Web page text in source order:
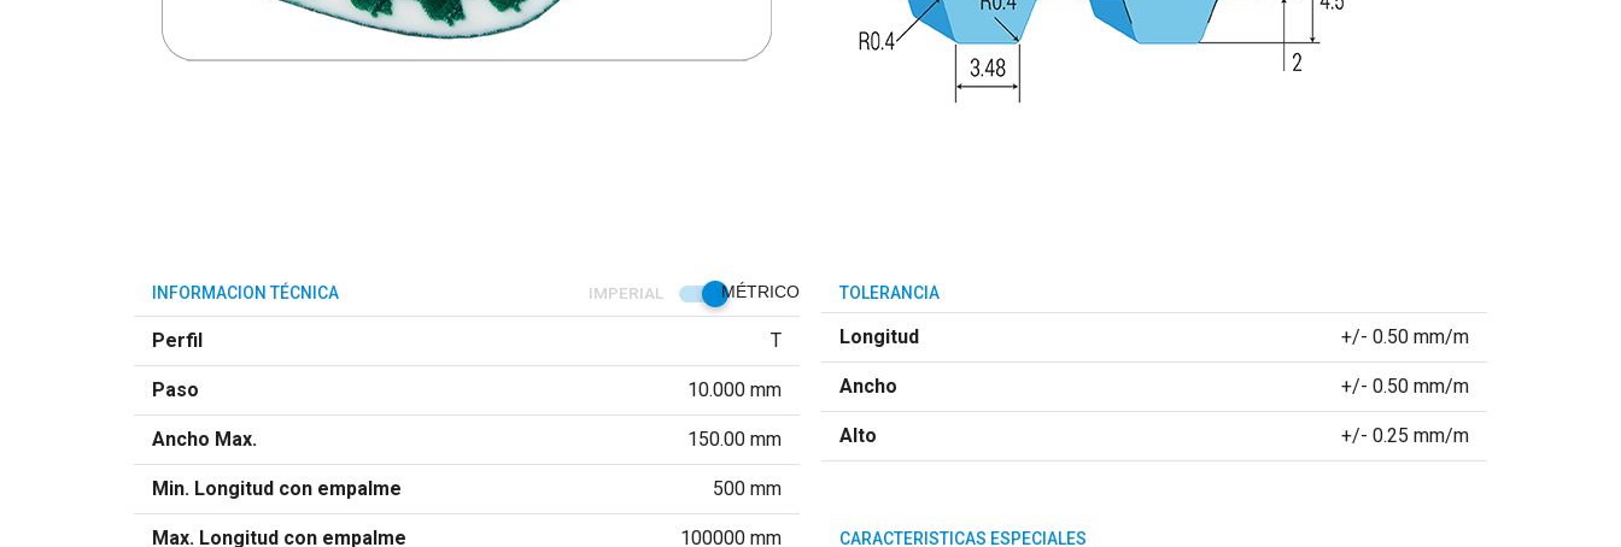
INFORMACION TÉCNICA IMPERIAL MÉTRICO
Perfil T
Paso 10.000 mm
Ancho Max. 150.00 mm
Min. Longitud con empalme 500 mm
Max. Longitud con empalme 100000 mm
TOLERANCIA
Longitud +/- 0.50 mm/m
Ancho +/- 0.50 mm/m
Alto +/- 0.25 mm/m
CARACTERISTICAS ESPECIALES